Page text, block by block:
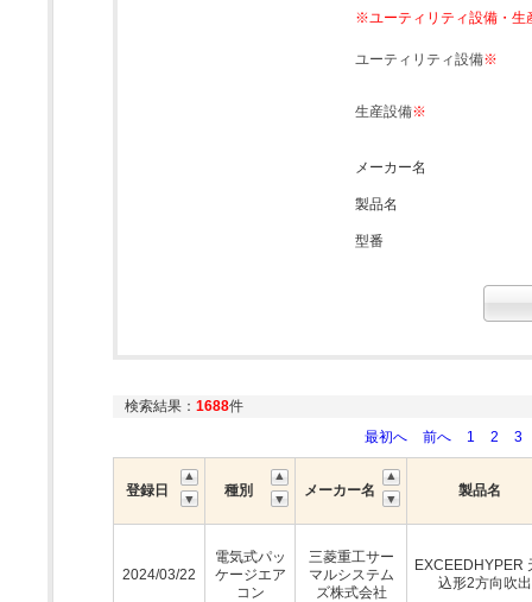
※ユーティリティ設備・生
ユーティリティ設備※
生産設備※
メーカー名
製品名
型番
検索結果： 1688件
最初へ
前へ 1 2 3
登録日 種別 メーカー名 製品名
2024/03/22
電気式パッ
ケージエア
コン
三菱重工サー
マルシステム
ズ株式会社
EXCEEDHYPER
込形2方向吹